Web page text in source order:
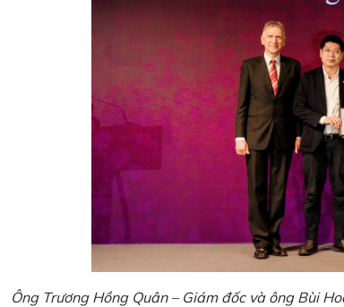
Ông Trương Hồng Quân – Giám đốc và ông Bùi